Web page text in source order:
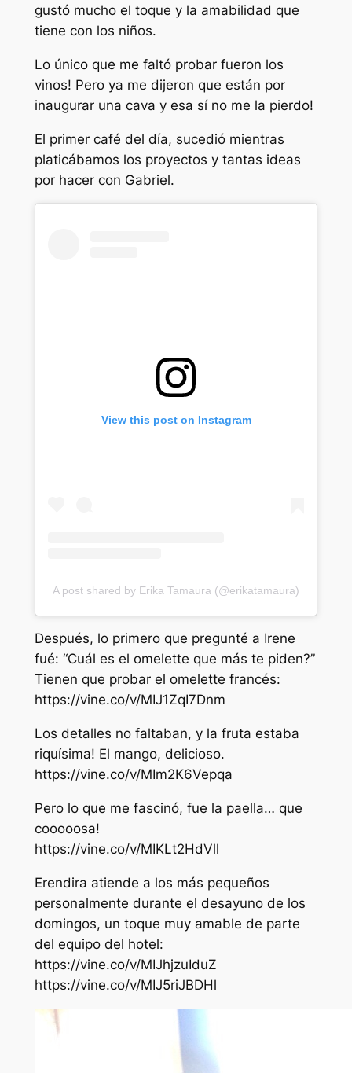
gustó mucho el toque y la amabilidad que
tiene con los niños.
Lo único que me faltó probar fueron los
vinos! Pero ya me dijeron que están por
inaugurar una cava y esa sí no me la pierdo!
El primer café del día, sucedió mientras
platicábamos los proyectos y tantas ideas
por hacer con Gabriel.
View this post on Instagram
A post shared by Erika Tamaura (@erikatamaura)
Después, lo primero que pregunté a Irene
fué: “Cuál es el omelette que más te piden?”
Tienen que probar el omelette francés:
https://vine.co/v/MIJ1ZqI7Dnm
Los detalles no faltaban, y la fruta estaba
riquísima! El mango, delicioso.
https://vine.co/v/MIm2K6Vepqa
Pero lo que me fascinó, fue la paella… que
cooooosa!
https://vine.co/v/MIKLt2HdVll
Erendira atiende a los más pequeños
personalmente durante el desayuno de los
domingos, un toque muy amable de parte
del equipo del hotel:
https://vine.co/v/MIJhjzuIduZ
https://vine.co/v/MIJ5riJBDHl